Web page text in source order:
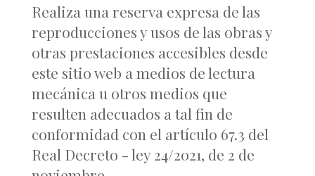
Realiza una reserva expresa de las
reproducciones y usos de las obras y
otras prestaciones accesibles desde
este sitio web a medios de lectura
mecánica u otros medios que
resulten adecuados a tal fin de
conformidad con el artículo 67.3 del
Real Decreto - ley 24/2021, de 2 de